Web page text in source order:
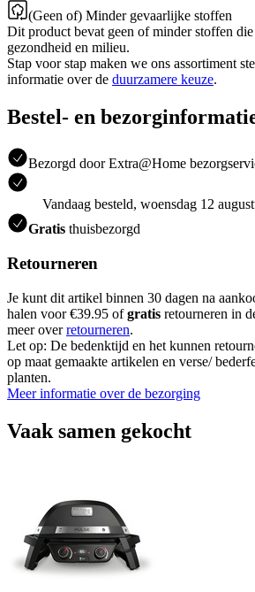
(Geen of) Minder gevaarlijke stoffen
Dit product bevat geen of minder stoffen
gezondheid en milieu.
Stap voor stap maken we ons assortiment
informatie over de duurzamere keuze.
Bestel- en
Bezorgd door Extra@Home
Vandaag besteld, woensdag 12
Gratis thuisbezorgd
Retourneren
Je kunt dit artikel binnen 30 dagen na
halen voor €39.95 ofgratis retourneren in
meer overretourneren.
Let op: De bedenktijd en het kunnen
op maat gemaakte artikelen en verse/
planten.
Meer informatie over de bezorging
Vaak samen gekocht